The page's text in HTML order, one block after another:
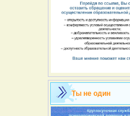
Ты не один